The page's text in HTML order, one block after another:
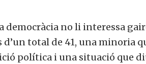
democràcia no li interessa
d’un total de 41, una minoria
política i una situació que